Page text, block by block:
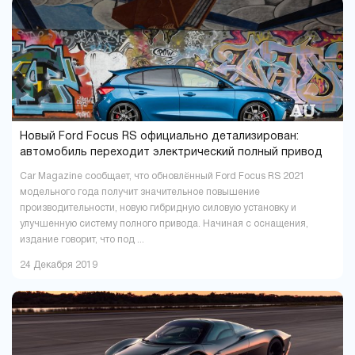
Павлоград Полтава16
Ровно9 Сумы5
Тернополь9 Ужгород4
Харьков37 Херсон16
Хмельницкий18 Черкассы6
Чернигов5 Черновцы7
Новый Ford Focus RS официально детализирован:
автомобиль переходит электрический полный привод
Car Magazine сообщает, что обновлённый Ford Focus RS 2021
модельного года получит значительное повышение
производительности, новую гибридную силовую установку и
улучшенную систему полного привода. Начиная с оснащения,
издание говорит, что под ...
24 Декабря 2019